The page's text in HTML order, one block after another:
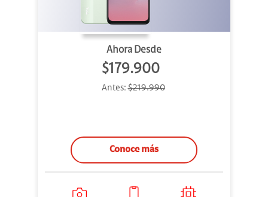
Ahora Desde
$179.900
Antes:$219.990
Conoce más